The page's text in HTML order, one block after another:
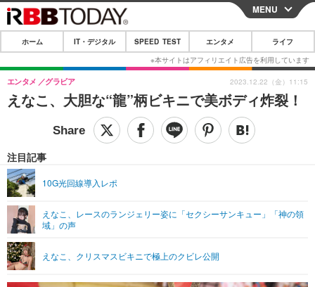
CLOSE
ホーム
IT・デジタル
IT・デジタルTOP スマートフォン
ネタ ガジェット・ツール
SPEED TEST
エンタメ
音楽 スポーツ
ライフ
ペット ショッピング
その他
リリース一覧
プッシュ通知の停止方法
MENU
ホーム IT・デジタル SPEED TEST エンタメ ライフ
えなこ、大胆な“龍”柄ビキニで美ボディ炸裂！
エンタメ グラビア
注目記事
10G光回線導入レポ
えなこ、レースのランジェリー姿に「セクシーサンキュー」「神の領
域」の声
えなこ、クリスマスビキニで極上のクビレ公開
2023.12.22（金）11:15